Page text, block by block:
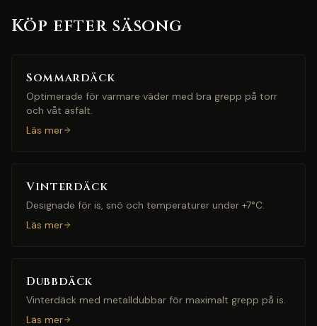
Köp efter säsong
Sommardäck
Optimerade för varmare väder med bra grepp på torr
och våt asfalt.
Läs mer
Vinterdäck
Designade för is, snö och temperaturer under +7°C.
Läs mer
Dubbdäck
Vinterdäck med metalldubbar för maximalt grepp på is.
Läs mer